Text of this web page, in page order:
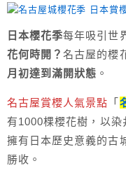
日本櫻花季每年吸引世
花何時開？名古屋的櫻
月初達到滿開狀態 。
名古屋賞櫻人氣景點 「
有1000棵櫻花樹，以染
擁有日本歷史意義的古
勝收。